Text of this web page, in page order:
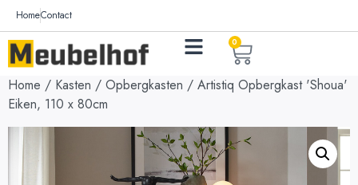
HomeContact
0
Home / Kasten / Opbergkasten / Artistiq Opbergkast 'Shoua'
Eiken, 110 x 80cm